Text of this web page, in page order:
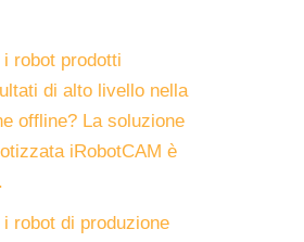
robot prodotti
di alto livello nella
offline? La soluzione
iRobotCAM è
robot di produzione